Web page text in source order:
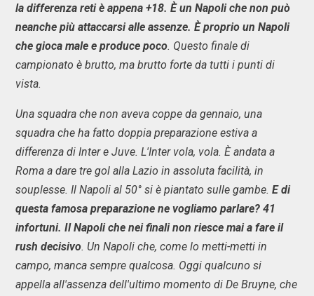
la differenza reti è appena +18. È un Napoli che non può
neanche più attaccarsi alle assenze. È proprio un Napoli
che gioca male e produce poco. Questo finale di
campionato è brutto, ma brutto forte da tutti i punti di
vista.
Una squadra che non aveva coppe da gennaio, una
squadra che ha fatto doppia preparazione estiva a
differenza di Inter e Juve. L'Inter vola, vola. È andata a
Roma a dare tre gol alla Lazio in assoluta facilità, in
souplesse. Il Napoli al 50° si è piantato sulle gambe. E di
questa famosa preparazione ne vogliamo parlare? 41
infortuni. Il Napoli che nei finali non riesce mai a fare il
rush decisivo. Un Napoli che, come lo metti-metti in
campo, manca sempre qualcosa. Oggi qualcuno si
appella all'assenza dell'ultimo momento di De Bruyne, che